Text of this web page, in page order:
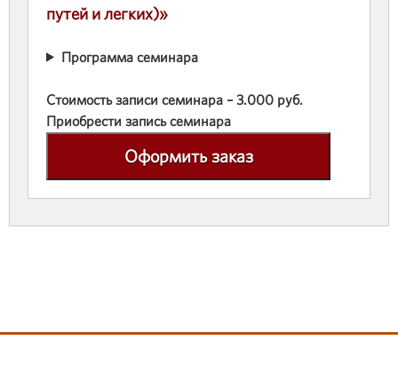
путей и легких)»
Программа семинара
Стоимость записи семинара – 3.000 руб.
Приобрести запись семинара
Оформить заказ